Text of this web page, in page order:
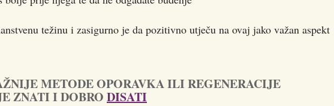
težinu i zasigurno je da pozitivno utječu na ovaj jako važan aspekt
METODE OPORAVKA ILI REGENERACIJE
ZNATI I DOBRO DISATI